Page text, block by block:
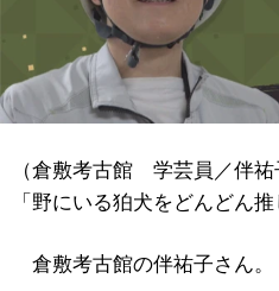
（倉敷考古館 学芸員／伴祐
「野にいる狛犬をどんどん
倉敷考古館の伴祐子さん。